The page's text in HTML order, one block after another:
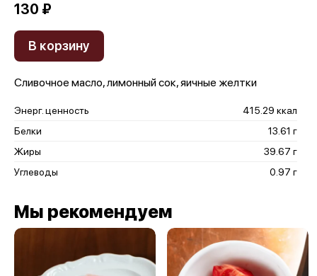
130 ₽
В корзину
Сливочное масло, лимонный сок, яичные желтки
Энерг. ценность
415.29 ккал
Белки
13.61 г
Жиры
39.67 г
Углеводы
0.97 г
Мы рекомендуем